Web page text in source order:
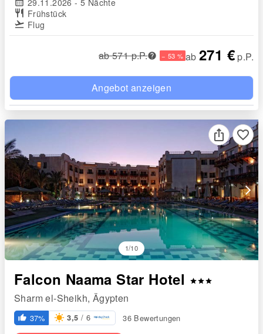
29.11.2026 - 5 Nächte
restaurant Frühstück
flight_takeoff Flug
ab 571 p.P. − 53 % ab 271 € p.P.
Angebot anzeigen
arrow_forward_ios
1/10
favorite_border
Falcon Naama Star Hotel starstarstar
Sharm el-Sheikh, Ägypten
thumb_up_alt 37% 3,5 / 6 36 Bewertungen